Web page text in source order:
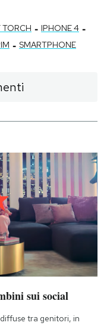
TORCH - IPHONE 4 -
- SMARTPHONE
sui social
tra genitori, in